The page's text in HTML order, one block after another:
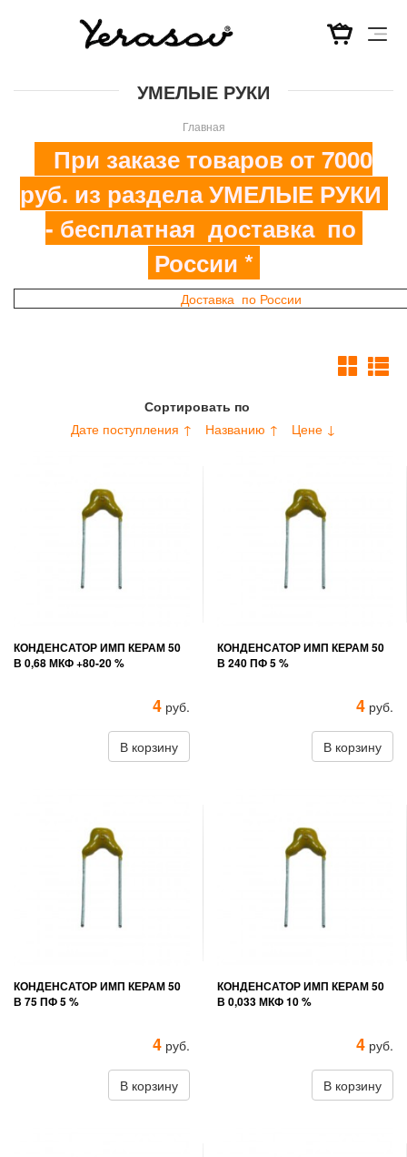
УМЕЛЫЕ РУКИ
Главная
При заказе товаров от 7000
руб. из раздела УМЕЛЫЕ РУКИ
- бесплатная доставка по
России *
Доставка по России
Сортировать по
Дате поступления ↑
Названию ↑ Цене ↓
КОНДЕНСАТОР ИМП КЕРАМ 50
В 0,68 МКФ +80-20 %
4 руб.
В корзину
КОНДЕНСАТОР ИМП КЕРАМ 50
В 240 ПФ 5 %
4 руб.
В корзину
КОНДЕНСАТОР ИМП КЕРАМ 50
В 75 ПФ 5 %
4 руб.
В корзину
КОНДЕНСАТОР ИМП КЕРАМ 50
В 0,033 МКФ 10 %
4 руб.
В корзину